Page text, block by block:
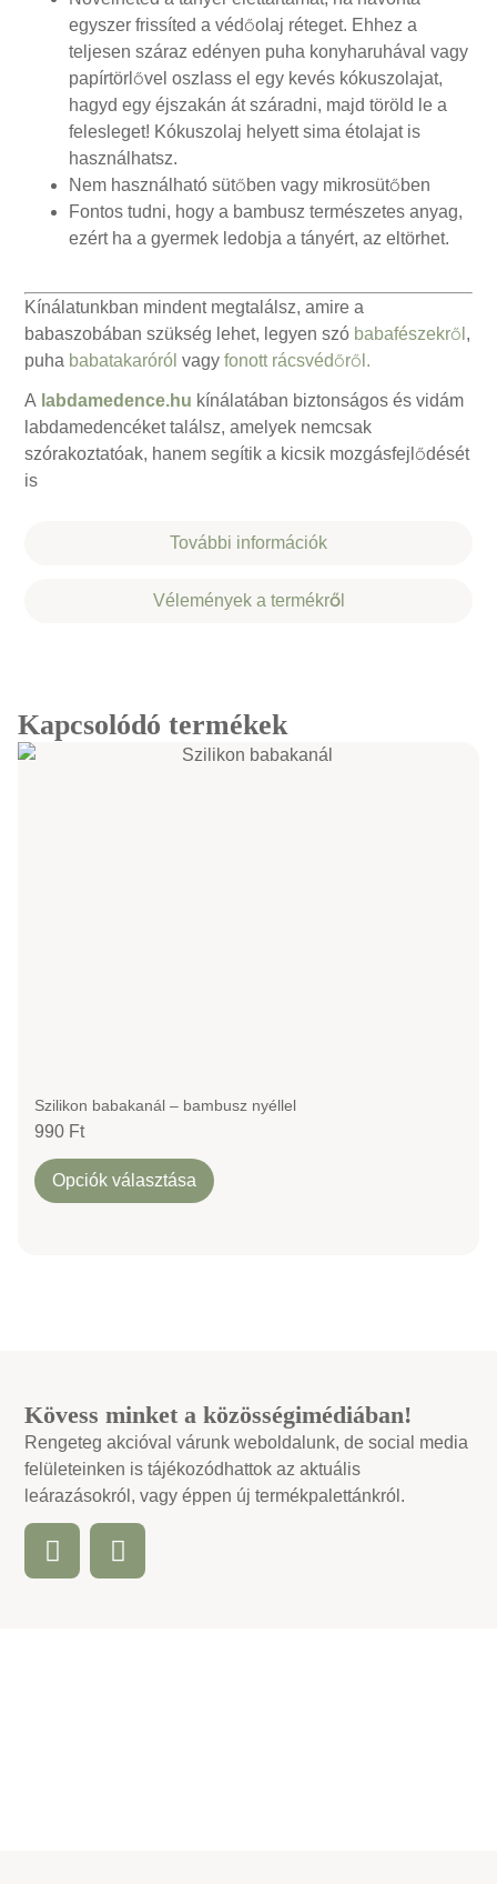
További információk
Vélemények a termékről
egyszer frissíted a védőolaj réteget. Ehhez a
teljesen száraz edényen puha konyharuhával vagy
papírtörlővel oszlass el egy kevés kókuszolajat,
hagyd egy éjszakán át száradni, majd töröld le a
felesleget! Kókuszolaj helyett sima étolajat is
használhatsz.
Nem használható sütőben vagy mikrosütőben
Fontos tudni, hogy a bambusz természetes anyag,
ezért ha a gyermek ledobja a tányért, az eltörhet.
Kínálatunkban mindent megtalálsz, amire a
babaszobában szükség lehet, legyen szó babafészekről ,
puha babatakaróról vagyfonott rácsvédőről.
A labdamedence.hu kínálatában biztonságos és vidám
labdamedencéket találsz, amelyek nemcsak
szórakoztatóak, hanem segítik a kicsik mozgásfejlődését
is
Kapcsolódó termékek
Szilikon babakanál – bambusz nyéllel
990 Ft
Opciók választása
Kövess minket a közösségimédiában!
Rengeteg akcióval várunk weboldalunk, de social media
felületeinken is tájékozódhattok az aktuális
leárazásokról, vagy éppen új termékpalettánkról.